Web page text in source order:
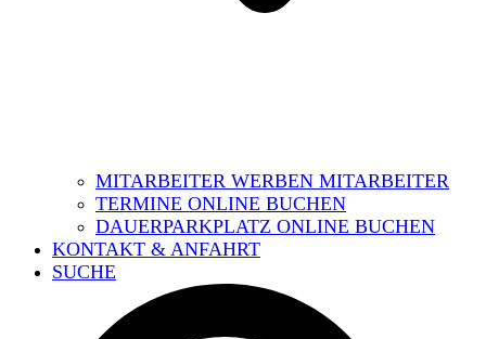
MITARBEITER WERBEN MITARBEITER
TERMINE ONLINE BUCHEN
DAUERPARKPLATZ ONLINE BUCHEN
KONTAKT & ANFAHRT
SUCHE